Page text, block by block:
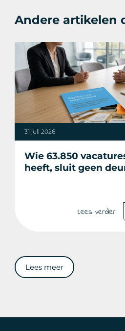
Andere artikelen
31 juli 2026
Wie 63.850
heeft, sluit geen
Lees verder
Lees meer